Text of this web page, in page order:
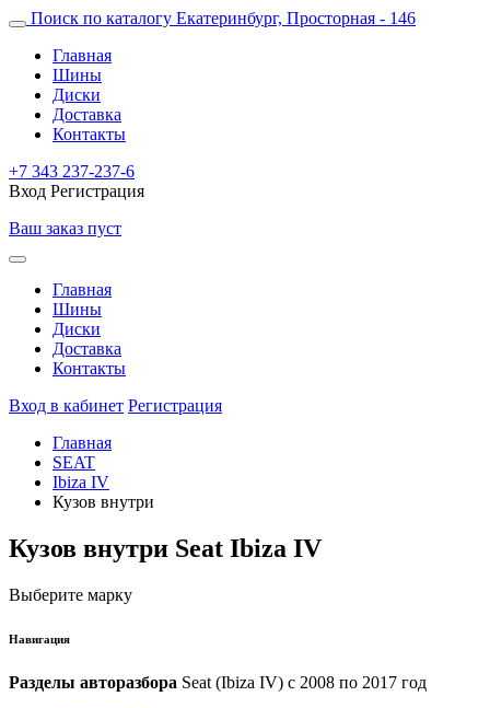
Поиск по каталогу Екатеринбург, Просторная - 146
Главная
Шины
Диски
Доставка
Контакты
+7 343 237-237-6
Вход Регистрация
Ваш заказ пуст
Главная
Шины
Диски
Доставка
Контакты
Вход в кабинет Регистрация
Главная
SEAT
Ibiza IV
Кузов внутри
Кузов внутри Seat Ibiza IV
Выберите марку
Навигация
Разделы авторазбора Seat (Ibiza IV) с 2008 по 2017 год